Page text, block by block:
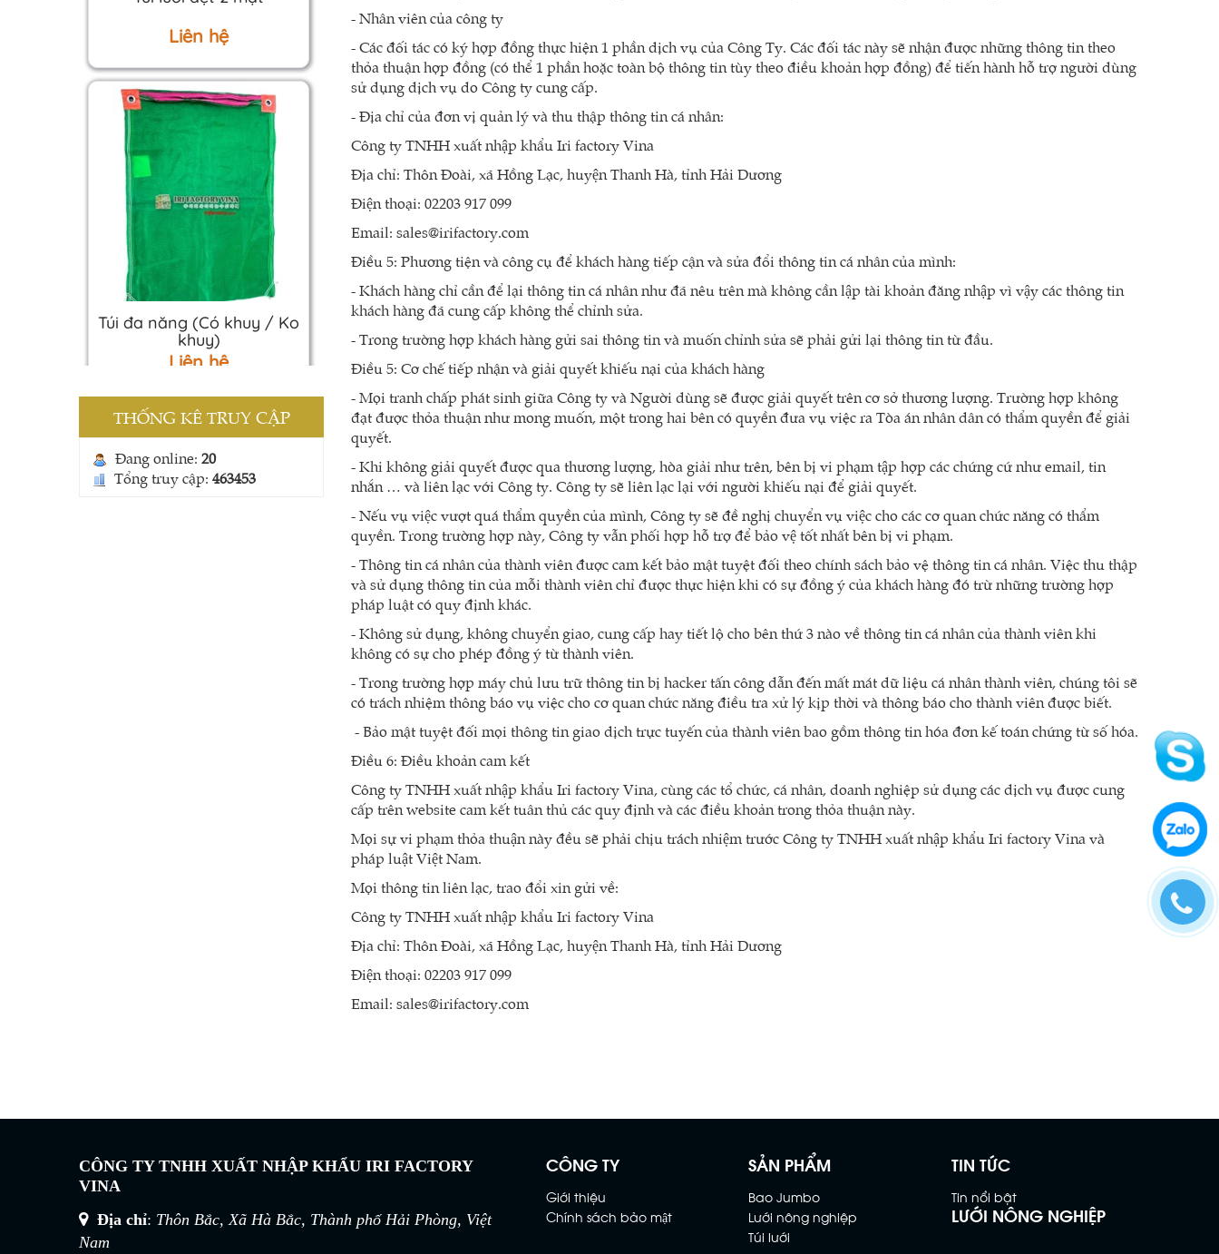
Liên hệ
Túi đa năng (Có khuy / Ko
khuy)
Liên hệ
THỐNG KÊ TRUY CẬP
Đang online: 20
Tổng truy cập: 463453
- Nhân viên của công ty
- Các đối tác có ký hợp đồng thực hiện 1 phần dịch vụ của Công Ty. Các đối tác này sẽ nhận được những thông tin theo
thỏa thuận hợp đồng (có thể 1 phần hoặc toàn bộ thông tin tùy theo điều khoản hợp đồng) để tiến hành hỗ trợ người dùng
sử dụng dịch vụ do Công ty cung cấp.
- Địa chỉ của đơn vị quản lý và thu thập thông tin cá nhân:
Công ty TNHH xuất nhập khẩu Iri factory Vina
Địa chỉ: Thôn Đoài, xã Hồng Lạc, huyện Thanh Hà, tỉnh Hải Dương
Điện thoại: 02203 917 099
Email: sales@irifactory.com
Điều 5: Phương tiện và công cụ để khách hàng tiếp cận và sửa đổi thông tin cá nhân của mình:
- Khách hàng chỉ cần để lại thông tin cá nhân như đã nêu trên mà không cần lập tài khoản đăng nhập vì vậy các thông tin
khách hàng đã cung cấp không thể chỉnh sửa.
- Trong trường hợp khách hàng gửi sai thông tin và muốn chỉnh sửa sẽ phải gửi lại thông tin từ đầu.
Điều 5: Cơ chế tiếp nhận và giải quyết khiếu nại của khách hàng
- Mọi tranh chấp phát sinh giữa Công ty và Người dùng sẽ được giải quyết trên cơ sở thương lượng. Trường hợp không
đạt được thỏa thuận như mong muốn, một trong hai bên có quyền đưa vụ việc ra Tòa án nhân dân có thẩm quyền để giải
quyết.
- Khi không giải quyết được qua thương lượng, hòa giải như trên, bên bị vi phạm tập hợp các chứng cứ như email, tin
nhắn … và liên lạc với Công ty. Công ty sẽ liên lạc lại với người khiếu nại để giải quyết.
- Nếu vụ việc vượt quá thẩm quyền của mình, Công ty sẽ đề nghị chuyển vụ việc cho các cơ quan chức năng có thẩm
quyền. Trong trường hợp này, Công ty vẫn phối hợp hỗ trợ để bảo vệ tốt nhất bên bị vi phạm.
- Thông tin cá nhân của thành viên được cam kết bảo mật tuyệt đối theo chính sách bảo vệ thông tin cá nhân. Việc thu thập
và sử dụng thông tin của mỗi thành viên chỉ được thực hiện khi có sự đồng ý của khách hàng đó trừ những trường hợp
pháp luật có quy định khác.
- Không sử dụng, không chuyển giao, cung cấp hay tiết lộ cho bên thứ 3 nào về thông tin cá nhân của thành viên khi
không có sự cho phép đồng ý từ thành viên.
- Trong trường hợp máy chủ lưu trữ thông tin bị hacker tấn công dẫn đến mất mát dữ liệu cá nhân thành viên, chúng tôi sẽ
có trách nhiệm thông báo vụ việc cho cơ quan chức năng điều tra xử lý kịp thời và thông báo cho thành viên được biết.
- Bảo mật tuyệt đối mọi thông tin giao dịch trực tuyến của thành viên bao gồm thông tin hóa đơn kế toán chứng từ số hóa.
Điều 6: Điều khoản cam kết
Công ty TNHH xuất nhập khẩu Iri factory Vina, cùng các tổ chức, cá nhân, doanh nghiệp sử dụng các dịch vụ được cung
cấp trên website cam kết tuân thủ các quy định và các điều khoản trong thỏa thuận này.
Mọi sự vi phạm thỏa thuận này đều sẽ phải chịu trách nhiệm trước Công ty TNHH xuất nhập khẩu Iri factory Vina và
pháp luật Việt Nam.
Mọi thông tin liên lạc, trao đổi xin gửi về:
Công ty TNHH xuất nhập khẩu Iri factory Vina
Địa chỉ: Thôn Đoài, xã Hồng Lạc, huyện Thanh Hà, tỉnh Hải Dương
Điện thoại: 02203 917 099
Email: sales@irifactory.com
CÔNG TY TNHH XUẤT NHẬP KHẨU IRI FACTORY
VINA
Địa chỉ: Thôn Bắc, Xã Hà Bắc, Thành phố Hải Phòng, Việt
Nam
CÔNG TY
Giới thiệu
Chính sách bảo mật
SẢN PHẨM
Bao Jumbo
Lưới nông nghiệp
Túi lưới
TIN TỨC
Tin nổi bật
LƯỚI NÔNG NGHIỆP